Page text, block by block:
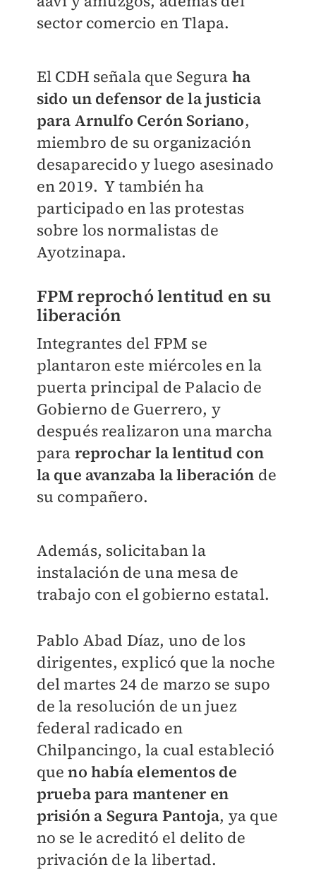
sector comercio en Tlapa.
El CDH señala que Segura ha
sido un defensor de la justicia
para Arnulfo Cerón Soriano,
miembro de su organización
desaparecido y luego asesinado
en 2019. Y también ha
participado en las protestas
sobre los normalistas de
Ayotzinapa.
FPM reprochó lentitud en su
liberación
Integrantes del FPM se
plantaron este miércoles en la
puerta principal de Palacio de
Gobierno de Guerrero, y
después realizaron una marcha
para reprochar la lentitud con
la que avanzaba la liberación de
su compañero.
Además, solicitaban la
instalación de una mesa de
trabajo con el gobierno estatal.
Pablo Abad Díaz, uno de los
dirigentes, explicó que la noche
del martes 24 de marzo se supo
de la resolución de un juez
federal radicado en
Chilpancingo, la cual estableció
queno había elementos de
prueba para mantener en
prisión a Segura Pantoja, ya que
no se le acreditó el delito de
privación de la libertad.